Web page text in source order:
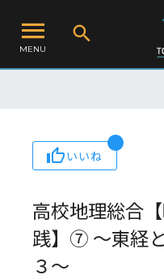
MENU
いいね
高校地理総合
践】⑦ ～東経
３～